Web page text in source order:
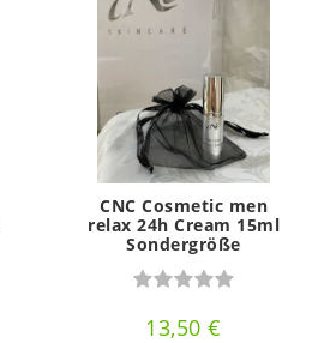
CNC Cosmetic men
relax 24h Cream 15ml
Sondergröße
13,50 €